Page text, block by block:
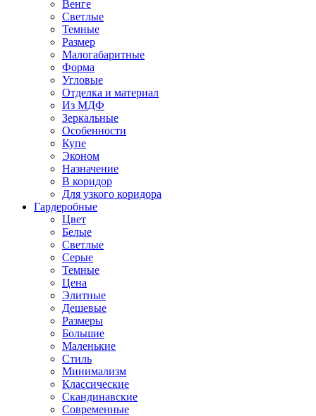
Венге
Светлые
Темные
Размер
Малогабаритные
Форма
Угловые
Отделка и материал
Из МДФ
Зеркальные
Особенности
Купе
Эконом
Назначение
В коридор
Для узкого коридора
Гардеробные
Цвет
Белые
Светлые
Серые
Темные
Цена
Элитные
Дешевые
Размеры
Большие
Маленькие
Стиль
Минимализм
Классические
Скандинавские
Современные